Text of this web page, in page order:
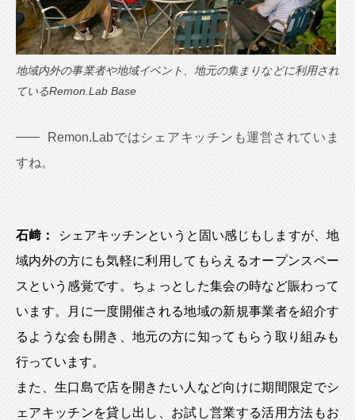
地域内外の事業者や地域イベント、地元の集まりなどに利用され
ているRemon.Lab Base
Remon.Labではシェアキッチンも運営されていま
すね。
石﨑：
シェアキッチンというと固い感じもしますが、地
域内外の方にも気軽に利用してもらえるオープンスペー
スという感覚です。ちょっとした集会の時など賑わって
います。月に一度開催される地域の新規事業者を紹介す
るような会も開き、地元の方に知ってもらう取り組みも
行っています。
また、生口島で店を開きたい人など向けに期間限定でシ
ェアキッチンを貸し出し、お試し営業する活用方法もお